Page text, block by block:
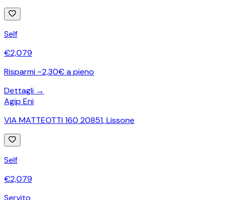
Self
€2,079
Risparmi ~2,30€ a pieno
Dettagli →
Agip Eni
VIA MATTEOTTI 160 20851,Lissone
Self
€2,079
Servito